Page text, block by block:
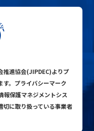
推進協会(JIPDEC)よりプ
す。プライバシーマーク
報保護マネジメントシス
切に取り扱っている事業者